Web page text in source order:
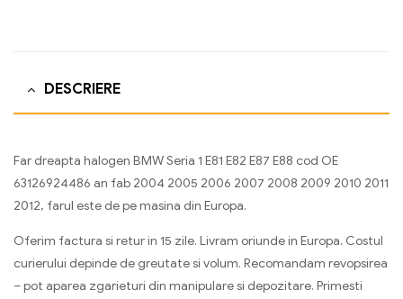
DESCRIERE
Far dreapta halogen BMW Seria 1 E81 E82 E87 E88 cod OE
63126924486 an fab 2004 2005 2006 2007 2008 2009 2010 2011
2012, farul este de pe masina din Europa.
Oferim factura si retur in 15 zile. Livram oriunde in Europa. Costul
curierului depinde de greutate si volum. Recomandam revopsirea
– pot aparea zgarieturi din manipulare si depozitare. Primesti